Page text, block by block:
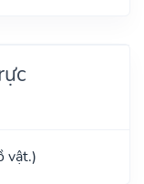
vật.)